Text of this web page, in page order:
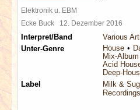
Elektronik u. EBM
Ecke Buck 12. Dezember 2016
Interpret/Band
Various
Unter-Genre
House
Mix-Album
Acid
Deep-
Label
Milk &
Recordings